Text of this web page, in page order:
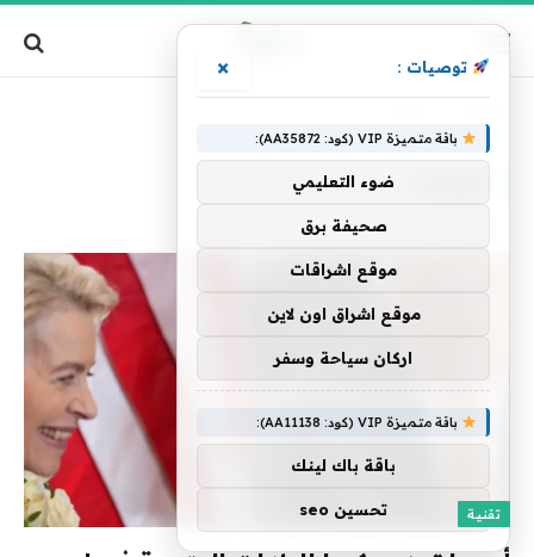
تقنية
توصيات : ×
باقة متميزة VIP (كود: AA35872):
ضوء التعليمي
صحيفة برق
موقع اشراقات
موقع اشراق اون لاين
اركان سياحة وسفر
باقة متميزة VIP (كود: AA11138):
باقة باك لينك
تحسين seo